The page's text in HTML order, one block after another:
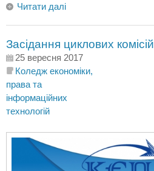
Читати далі
Засідання циклових комісій
25 вересня 2017
Коледж економіки,
права та
інформаційних
технологій